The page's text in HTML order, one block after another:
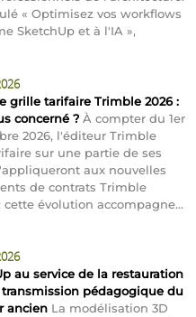
« Optimisez vos workflows
SketchUp et à l'IA »,
grille tarifaire Trimble 2026 :
concerné ? À compter du 1er
2026, l'éditeur Trimble
sur une partie de ses
aux nouvelles
de contrats Trimble
évolution accompagne...
au service de la restauration
pédagogique du
ancien La modélisation 3D